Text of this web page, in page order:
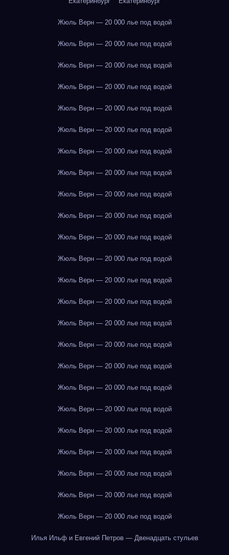
Жюль Верн — 20 000 лье под водой
Жюль Верн — 20 000 лье под водой
Жюль Верн — 20 000 лье под водой
Жюль Верн — 20 000 лье под водой
Жюль Верн — 20 000 лье под водой
Жюль Верн — 20 000 лье под водой
Жюль Верн — 20 000 лье под водой
Жюль Верн — 20 000 лье под водой
Жюль Верн — 20 000 лье под водой
Жюль Верн — 20 000 лье под водой
Жюль Верн — 20 000 лье под водой
Жюль Верн — 20 000 лье под водой
Жюль Верн — 20 000 лье под водой
Жюль Верн — 20 000 лье под водой
Жюль Верн — 20 000 лье под водой
Жюль Верн — 20 000 лье под водой
Жюль Верн — 20 000 лье под водой
Жюль Верн — 20 000 лье под водой
Жюль Верн — 20 000 лье под водой
Жюль Верн — 20 000 лье под водой
Жюль Верн — 20 000 лье под водой
Жюль Верн — 20 000 лье под водой
Жюль Верн — 20 000 лье под водой
Жюль Верн — 20 000 лье под водой
Илья Ильф и Евгений Петров — Двенадцать стульев